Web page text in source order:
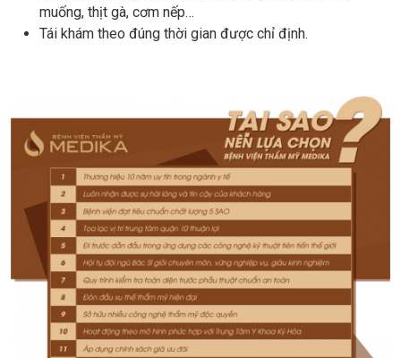
muống, thịt gà, cơm nếp…
Tái khám theo đúng thời gian được chỉ định.